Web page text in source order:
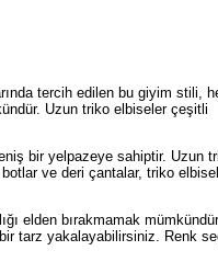
tercih edilen bu giyim stili,
Uzun triko elbiseler çeşitli
bir yelpazeye sahiptir. Uzun
ve deri çantalar, triko
elden bırakmamak
tarz yakalayabilirsiniz. Renk